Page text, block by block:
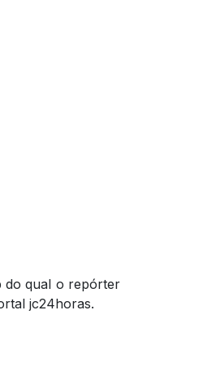
do qual o repórter
jc24horas.